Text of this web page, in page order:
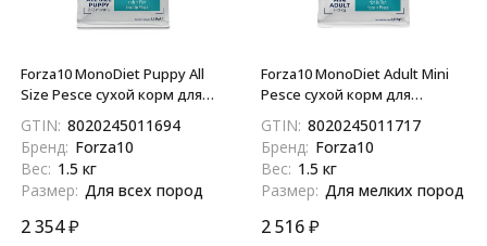
Forza10 MonoDiet Puppy All
Size Pesce сухой корм для
период беременности и
лактации при аллергии с
рыбой - 1,5 кг
GTIN: 8020245011694
Бренд: Forza10
Вес: 1.5 кг
Размер: Для всех пород
2 354₽
Forza10 MonoDiet Adult Mini
Pesce сухой корм для
пород с рыбой - 1,5 кг
GTIN: 8020245011717
Бренд: Forza10
Вес: 1.5 кг
Размер: Для мелких пород
2 516₽